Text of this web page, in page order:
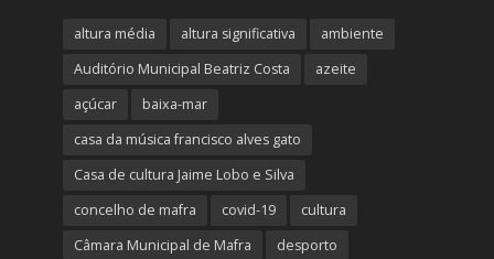
altura média altura significativa
ambiente
Auditório Municipal Beatriz Costa
azeite
açúcar
baixa-mar
casa da música francisco alves gato
Casa de cultura Jaime Lobo e Silva
concelho de mafra
covid-19
cultura
Câmara Municipal de Mafra
desporto